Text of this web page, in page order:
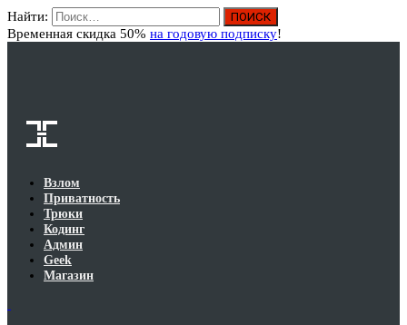
Найти:
Временная скидка 50% на годовую подписку!
Взлом
Приватность
Трюки
Кодинг
Админ
Geek
Магазин